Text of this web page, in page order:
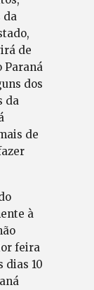
da
de
Paraná
dos
da
de
à
feira
dias 10